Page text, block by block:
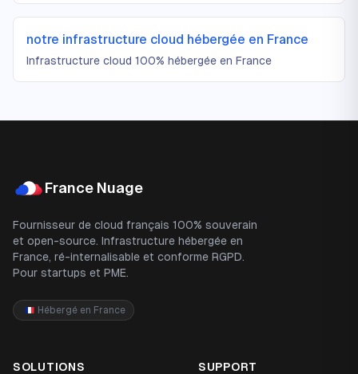
notre infrastructure cloud hébergée en France
Infrastructure cloud 100% hébergée en France
France Nuage
Fournisseur de cloud français 100% souverain
et open-source. Infrastructure hébergée en
France, ré-internalisable et conforme RGPD.
Pour startups et PME.
Hébergé en France
SOLUTIONS SUPPORT